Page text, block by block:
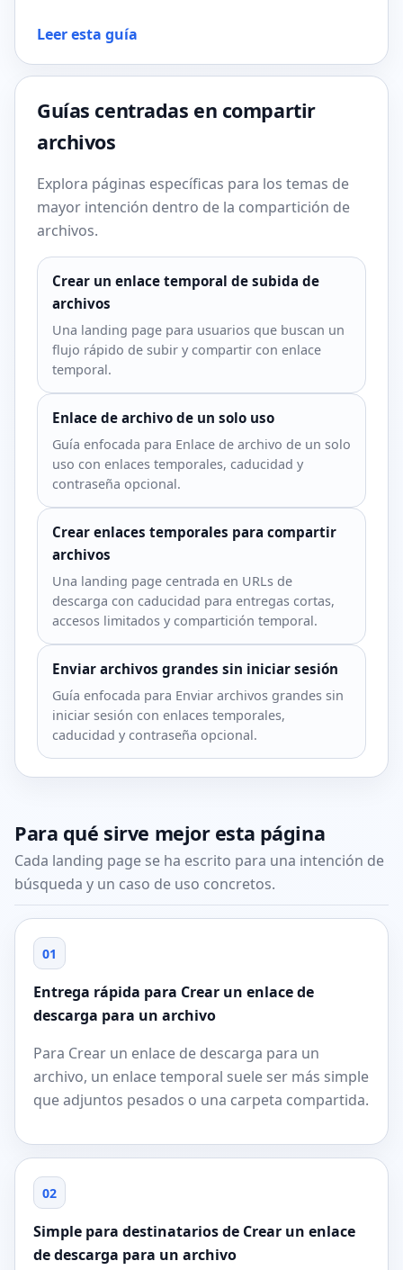
Leer esta guía
Guías centradas en compartir
archivos
Explora páginas específicas para los temas de
mayor intención dentro de la compartición de
archivos.
Crear un enlace temporal de subida de
archivos
Una landing page para usuarios que buscan un
flujo rápido de subir y compartir con enlace
temporal.
Enlace de archivo de un solo uso
Guía enfocada para Enlace de archivo de un solo
uso con enlaces temporales, caducidad y
contraseña opcional.
Crear enlaces temporales para compartir
archivos
Una landing page centrada en URLs de
descarga con caducidad para entregas cortas,
accesos limitados y compartición temporal.
Enviar archivos grandes sin iniciar sesión
Guía enfocada para Enviar archivos grandes sin
iniciar sesión con enlaces temporales,
caducidad y contraseña opcional.
Para qué sirve mejor esta página
Cada landing page se ha escrito para una intención de
búsqueda y un caso de uso concretos.
01
Entrega rápida para Crear un enlace de
descarga para un archivo
Para Crear un enlace de descarga para un
archivo, un enlace temporal suele ser más simple
que adjuntos pesados o una carpeta compartida.
02
Simple para destinatarios de Crear un enlace
de descarga para un archivo